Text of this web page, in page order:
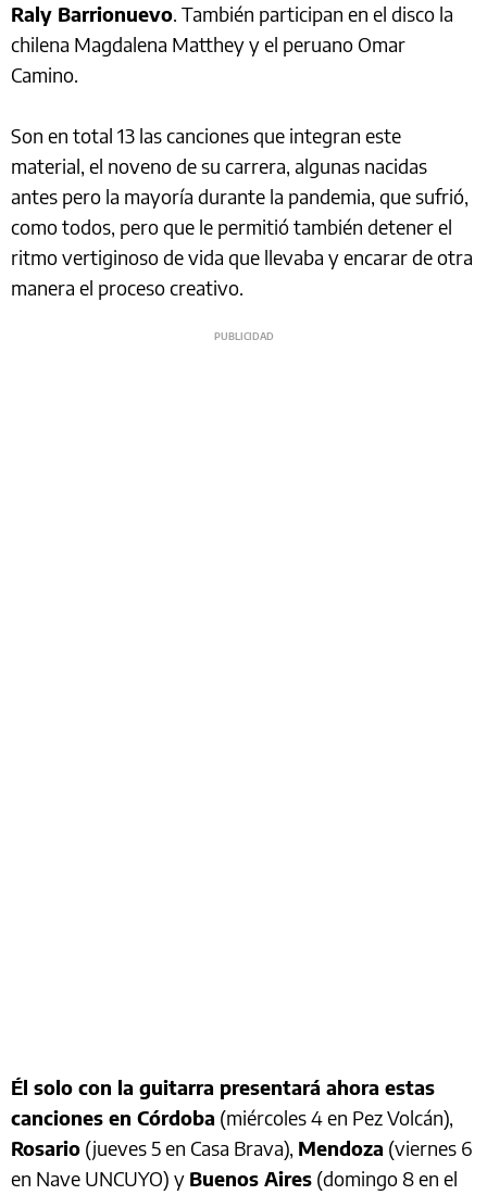
Raly Barrionuevo. También participan en el disco la
chilena Magdalena Matthey y el peruano Omar
Camino.
Son en total 13 las canciones que integran este
material, el noveno de su carrera, algunas nacidas
antes pero la mayoría durante la pandemia, que sufrió,
como todos, pero que le permitió también detener el
ritmo vertiginoso de vida que llevaba y encarar de otra
manera el proceso creativo.
Él solo con la guitarra presentará ahora estas
canciones en Córdoba (miércoles 4 en Pez Volcán),
Rosario (jueves 5 en Casa Brava), Mendoza (viernes 6
en Nave UNCUYO) y Buenos Aires (domingo 8 en el